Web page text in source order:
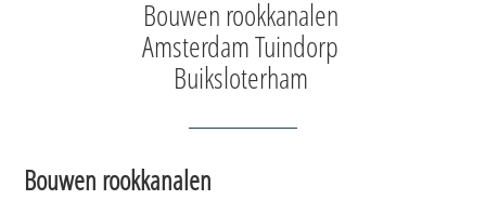
Bouwen rookkanalen
Amsterdam Tuindorp
Buiksloterham
Bouwen rookkanalen